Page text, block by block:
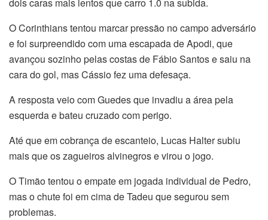
O Corinthians tentou marcar pressão no campo adversário
e foi surpreendido com uma escapada de Apodi, que
avançou sozinho pelas costas de Fábio Santos e saiu na
cara do gol, mas Cássio fez uma defesaça.
A resposta veio com Guedes que invadiu a área pela
esquerda e bateu cruzado com perigo.
Até que em cobrança de escanteio, Lucas Halter subiu
mais que os zagueiros alvinegros e virou o jogo.
O Timão tentou o empate em jogada individual de Pedro,
mas o chute foi em cima de Tadeu que segurou sem
problemas.